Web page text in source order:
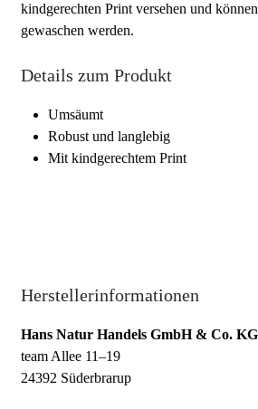
kindgerechten Print versehen und
gewaschen werden.
Details zum Produkt
Umsäumt
Robust und langlebig
Mit kindgerechtem Print
Herstellerinformationen
Hans Natur Handels GmbH & Co. KG
team Allee 11–19
24392 Süderbrarup